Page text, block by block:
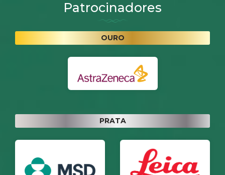
Patrocinadores
OURO
PRATA